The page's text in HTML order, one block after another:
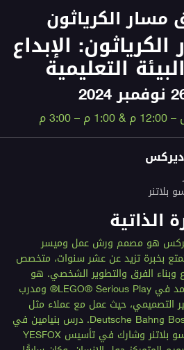
الكرياثون
الإبداع
التعليمية
بلاتنر
الذاتية
هو مصمم ورش عمل وميسر
بخبرة تزيد عن عشر سنوات، متخصص
وبناء الفرق والتطوير الشخصي. هو
ميسر معتمد في LEGO® Serious Play® ومدرب
التصميمي، حيث عمل مع عملاء مثل
SAP وBosch وDeutsche Bahn. درس بنيامين في
معهد هاسو بلاتنر وشارك في تأسيس YESFOX